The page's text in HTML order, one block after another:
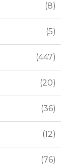
8
5
447
20
36
12
76